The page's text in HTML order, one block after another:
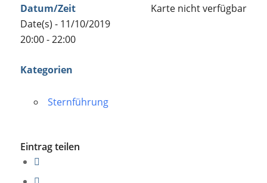
Karte nicht verfügbar
Datum/Zeit
Date(s) - 11/10/2019
20:00 - 22:00
Kategorien
Sternführung
Eintrag teilen